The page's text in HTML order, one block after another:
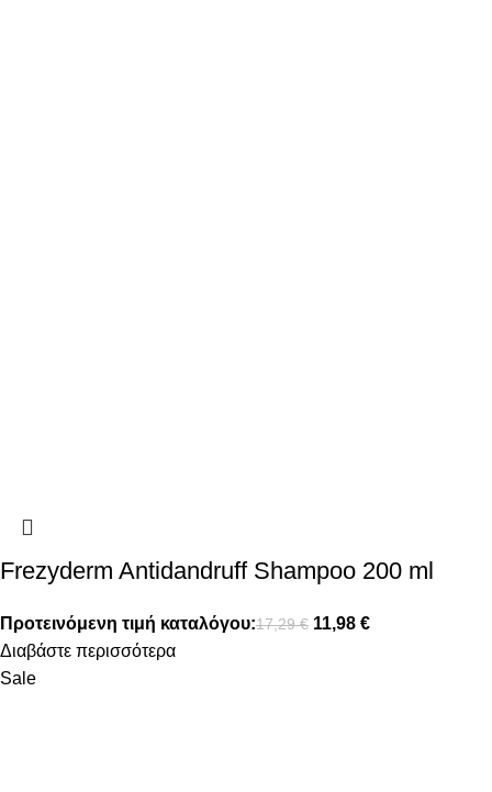
Frezyderm Antidandruff Shampoo 200 ml
Προτεινόμενη τιμή καταλόγου:17,29€ 11,98 €
Διαβάστε περισσότερα
Sale